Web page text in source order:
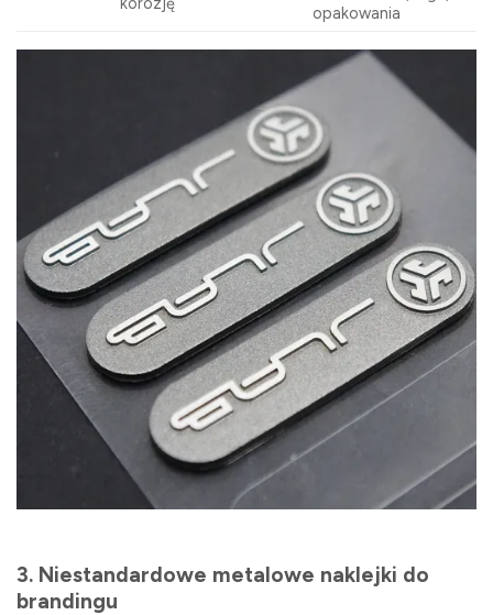
opakowania
3. Niestandardowe metalowe naklejki do
brandingu